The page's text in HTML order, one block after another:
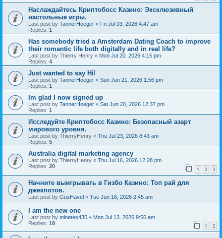
Наслаждайтесь Криптобосс Казино: Эксклюзивный
настольные игры.
Last post by TannerHoeger « Fri Jul 03, 2026 4:47 am
Replies: 1
Has somebody tried a Amsterdam Dating Coach to improve
their romantic life both digitally and in real life?
Last post by Thierry Henry « Mon Jul 20, 2026 4:15 pm
Replies: 4
Just wanted to say Hi!
Last post by TannerHoeger « Sun Jun 21, 2026 1:56 pm
Replies: 1
Im glad I now signed up
Last post by TannerHoeger « Sat Jun 20, 2026 12:37 pm
Replies: 1
Исследуйте Криптобосс Казино: Безопасный азарт
мирового уровня.
Last post by ThierryHenry « Thu Jul 23, 2026 8:43 am
Replies: 5
Australia digital marketing agency
Last post by ThierryHenry « Thu Jul 16, 2026 12:28 pm
Replies: 20 1 2 3
Начните выигрывать в Гизбо Казино: Топ рай для
джекпотов.
Last post by GusHavel « Tue Jun 16, 2026 2:45 am
I am the new one
Last post by minetes435 « Mon Jul 13, 2026 9:56 am
Replies: 18 1 2